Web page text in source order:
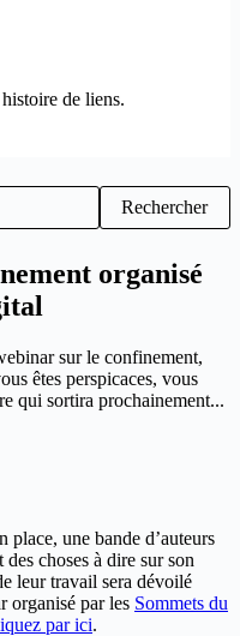
de liens.
Rechercher
organisé
sur le confinement,
êtes perspicaces, vous
qui sortira prochainement...
place, une bande d’auteurs
choses à dire sur son
leur travail sera dévoilé
organisé par les Sommets du
par ici.